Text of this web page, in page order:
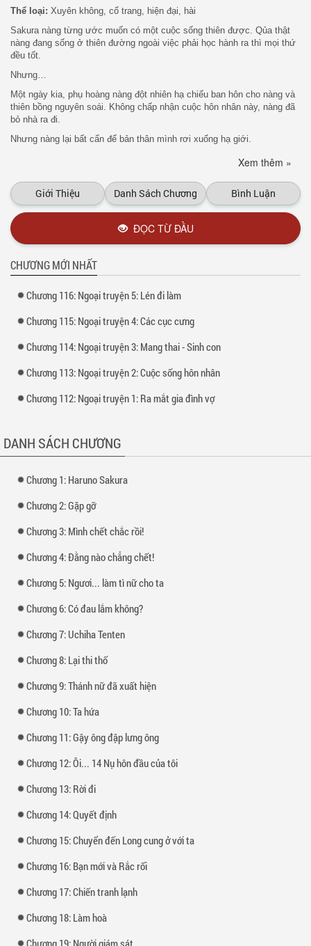
Thể loại: Xuyên không, cổ trang, hiện đại, hài
Sakura nàng từng ước muốn có một cuộc sống thiên được. Qủa thật
nàng đang sống ở thiên đường ngoài việc phải học hành ra thì mọi thứ
đều tốt.
Nhưng…
Một ngày kia, phụ hoàng nàng đột nhiên hạ chiếu ban hôn cho nàng và
thiên bồng nguyên soái. Không chấp nhận cuộc hôn nhân này, nàng đã
bỏ nhà ra đi.
Nhưng nàng lại bất cẩn để bản thân mình rơi xuống hạ giới.
Nàng vốn nghĩ chỉ cần quay lại cánh cổng đó nàng có thể trở về nhà
Nàng xuống hạ giới đã gặp một tên khốn nạn, bẩn bựa và vô cùng khó
tính…
Và cũng kể từ đó, số phận hai người đã sang một trang hoàn toàn mới.
Xem thêm tại :
Xem thêm »
Giới Thiệu Danh Sách Chương Bình Luận
ĐỌC TỪ ĐẦU
CHƯƠNG MỚI NHẤT
Chương 116: Ngoại truyện 5: Lén đi làm
Chương 115: Ngoại truyện 4: Các cục cưng
Chương 114: Ngoại truyện 3: Mang thai - Sinh con
Chương 113: Ngoại truyện 2: Cuộc sống hôn nhân
Chương 112: Ngoại truyện 1: Ra mắt gia đình vợ
DANH SÁCH CHƯƠNG
Chương 1: Haruno Sakura
Chương 2: Gặp gỡ
Chương 3: Mình chết chắc rồi!
Chương 4: Đằng nào chẳng chết!
Chương 5: Ngươi... làm tì nữ cho ta
Chương 6: Có đau lắm không?
Chương 7: Uchiha Tenten
Chương 8: Lại thi thố
Chương 9: Thánh nữ đã xuất hiện
Chương 10: Ta hứa
Chương 11: Gậy ông đập lưng ông
Chương 12: Ôi... 14 Nụ hôn đầu của tôi
Chương 13: Rời đi
Chương 14: Quyết định
Chương 15: Chuyển đến Long cung ở với ta
Chương 16: Bạn mới và Rắc rối
Chương 17: Chiến tranh lạnh
Chương 18: Làm hoà
Chương 19: Người giám sát